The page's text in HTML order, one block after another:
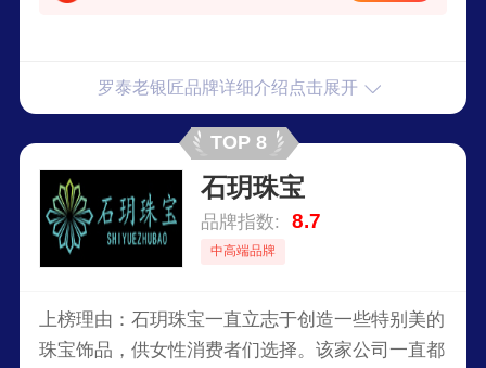
罗泰老银匠品牌详细介绍点击展开
TOP 8
石玥珠宝
品牌指数: 8.7
中高端品牌
上榜理由：石玥珠宝一直立志于创造一些特别美的
珠宝饰品，供女性消费者们选择。该家公司一直都